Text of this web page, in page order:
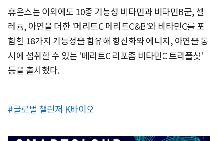
휴온스는 이외에도 10종 기능성 비타민과 비타민B군, 셀
레늄, 아연을 더한 '메리트C 메리트C&B'와 비타민C를 포
함한 18가지 기능성을 함유해 항산화와 에너지, 아연을 동
시에 섭취할 수 있는 '메리트C 리포좀 비타민C 트리플샷'
등을 출시했다.
#글로벌 챌린저 K바이오